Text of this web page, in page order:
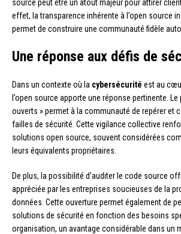
source peut être un atout majeur pour attirer
effet, la transparence inhérente à l’open source
permet de construire une communauté fidèle
Une réponse aux défis de
Dans un contexte où la cybersécurité est au
l’open source apporte une réponse pertinente.
ouverts » permet à la communauté de repérer et
failles de sécurité. Cette vigilance collective
solutions open source, souvent considérées
leurs équivalents propriétaires.
De plus, la possibilité d’auditer le code source
appréciée par les entreprises soucieuses de la
données. Cette ouverture permet également de
solutions de sécurité en fonction des besoins
organisation, un avantage considérable dans un